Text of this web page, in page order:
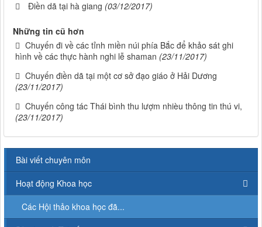
Điền dã tại hà giang (03/12/2017)
Những tin cũ hơn
Chuyến đi về các tỉnh miền núi phía Bắc để khảo sát ghi
hình về các thực hành nghi lễ shaman (23/11/2017)
Chuyến điền dã tại một cơ sở đạo giáo ở Hải Dương
(23/11/2017)
Chuyến công tác Thái bình thu lượm nhièu thông tin thú vi,
(23/11/2017)
Bài viết chuyên môn
Hoạt động Khoa học
Các Hội thảo khoa học đã...